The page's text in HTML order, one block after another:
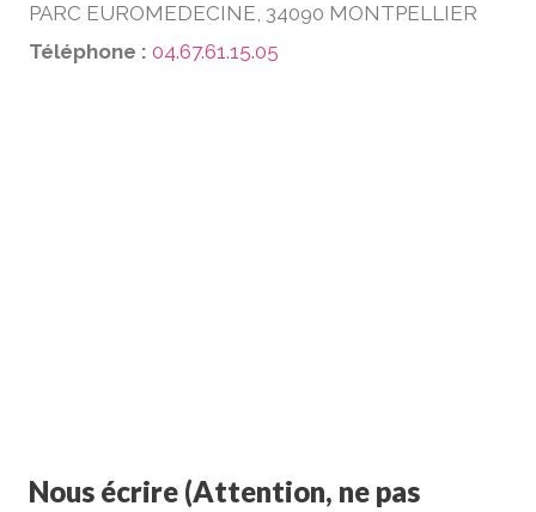
PARC EUROMEDECINE, 34090 MONTPELLIER
Téléphone : 04.67.61.15.05
Nous écrire (Attention, ne pas